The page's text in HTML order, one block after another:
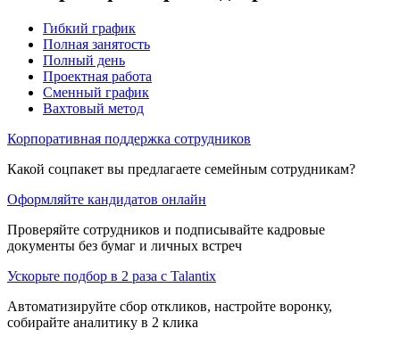
Гибкий график
Полная занятость
Полный день
Проектная работа
Сменный график
Вахтовый метод
Корпоративная поддержка сотрудников
Какой соцпакет вы предлагаете семейным сотрудникам?
Оформляйте кандидатов онлайн
Проверяйте сотрудников и подписывайте кадровые
документы без бумаг и личных встреч
Ускорьте подбор в 2 раза с Talantix
Автоматизируйте сбор откликов, настройте воронку,
собирайте аналитику в 2 клика